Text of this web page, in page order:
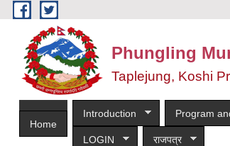
Skip to main content
Phungling
Taplejung, Koshi
Home
Introduction Program
LOGIN राजपत्र